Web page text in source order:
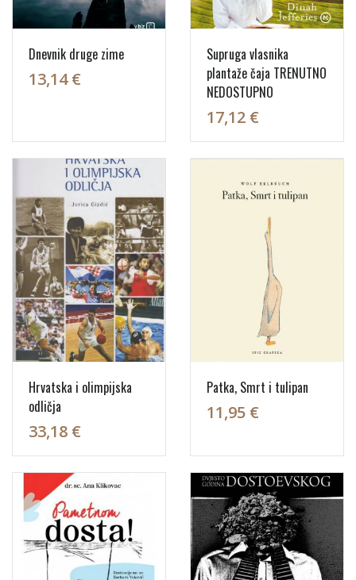
Dnevnik druge zime
13,14 €
Supruga vlasnika
plantaže čaja TRENUTNO
NEDOSTUPNO
17,12 €
Hrvatska i olimpijska
odličja
33,18 €
Patka, Smrt i tulipan
11,95 €